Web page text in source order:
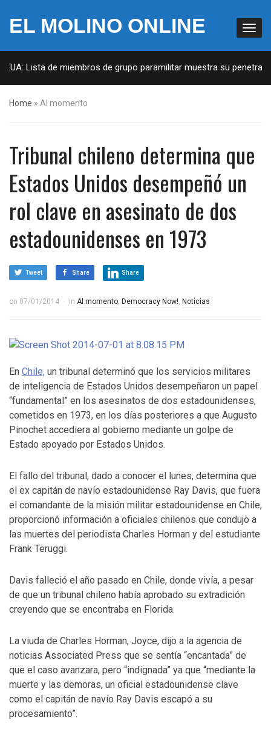
EL MOLINO ONLINE
Lista de miembros de grupo paramilitar muestra su
Home » Al momento
Tribunal chileno determina que
Estados Unidos desempeñó un
rol clave en asesinato de dos
estadounidenses en 1973
Tweet Share Share
on 07/01/2014 in Al momento, Democracy Now!, Noticias
En Chile, un tribunal determinó que los servicios militares
de inteligencia de Estados Unidos desempeñaron un papel
“fundamental” en los asesinatos de dos estadounidenses,
cometidos en 1973, en los días posteriores a que Augusto
Pinochet accediera al gobierno mediante un golpe de
Estado apoyado por Estados Unidos.
El fallo del tribunal, dado a conocer el lunes, determina que
el ex capitán de navío estadounidense Ray Davis, que fuera
el comandante de la misión militar estadounidense en Chile,
proporcionó información a oficiales chilenos que condujo a
las muertes del periodista Charles Horman y del estudiante
Frank Teruggi.
Davis falleció el año pasado en Chile, donde vivía, a pesar
de que un tribunal chileno había aprobado su extradición
creyendo que se encontraba en Florida.
La viuda de Charles Horman, Joyce, dijo a la agencia de
noticias Associated Press que se sentía “encantada” de
que el caso avanzara, pero “indignada” ya que “mediante la
muerte y las demoras, un oficial estadounidense clave
como el capitán de navío Ray Davis escapó a su
procesamiento”.